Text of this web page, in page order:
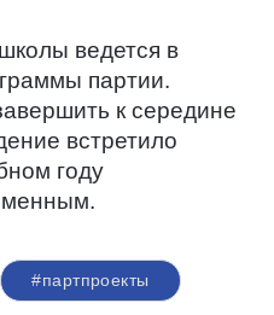
ведется в
партии.
к середине
встретило
году
#партпроекты